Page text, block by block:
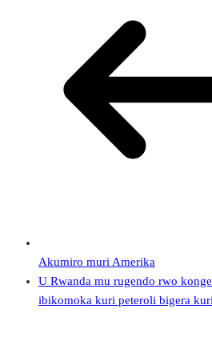
Akumiro muri Amerika
U Rwanda mu rugendo rwo
ibikomoka kuri peteroli bigera